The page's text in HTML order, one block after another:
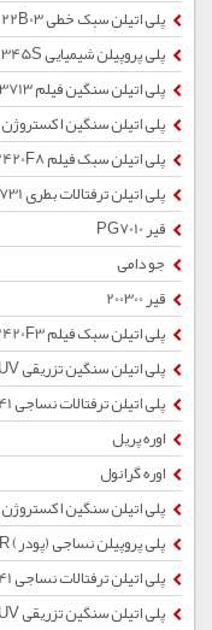
پلی اتیلن سبک خطی 22B03
پلی پروپیلن شیمیایی RPX345S
پلی اتیلن سنگین فیلم MF3713
پلی اتیلن سنگین اکستروژن 6366M
پلی اتیلن سبک فیلم 2420F8
پلی اتیلن ترفتالات بطری BG731
قیر PG7010
جو دامی
قیر 200300
پلی اتیلن سبک فیلم 2420F3
پلی اتیلن سنگین تزریقی 62N18UV
پلی اتیلن ترفتالات نساجی HomBright 641
اوره پریل
اوره گرانول
پلی اتیلن سنگین اکستروژن 48BF7
پلی پروپیلن نساجی (پودر) HP552R
پلی اتیلن ترفتالات نساجی HomBright TG641
پلی اتیلن سنگین تزریقی 62N11UV